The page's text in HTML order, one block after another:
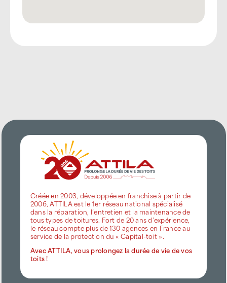
Créée en 2003, développée en franchise à partir de
2006, ATTILA est le 1er réseau national spécialisé
dans la réparation, l’entretien et la maintenance de
tous types de toitures. Fort de 20 ans d’expérience,
le réseau compte plus de 130 agences en France au
service de la protection du « Capital-toit ».
Avec ATTILA, vous prolongez la durée de vie de vos
toits !